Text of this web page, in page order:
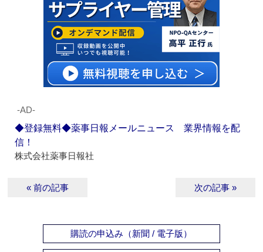
‐AD‐
◆登録無料◆薬事日報メールニュース 業界情報を配
信！
株式会社薬事日報社
« 前の記事 次の記事 »
購読の申込み（新聞 / 電子版）